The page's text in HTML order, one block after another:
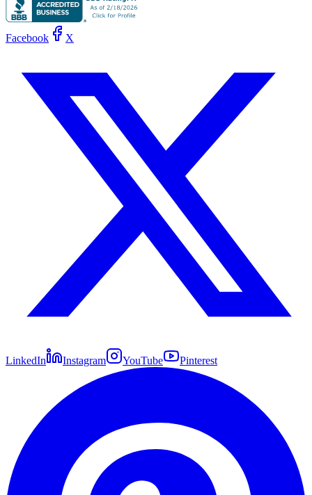
Facebook X
LinkedIn Instagram YouTube Pinterest